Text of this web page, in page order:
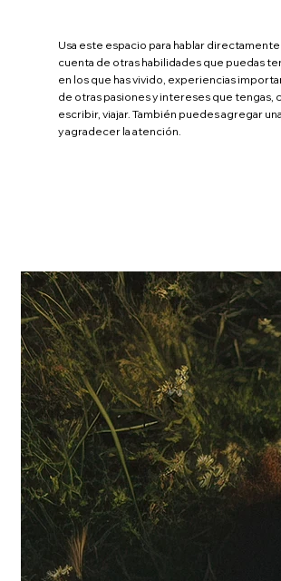
Usa este espacio para hablar
cuenta de otras habilidades que puedas
en los que has vivido, experiencias
de otras pasiones y intereses que tengas,
escribir, viajar. También puedes agregar
y agradecer la atención.